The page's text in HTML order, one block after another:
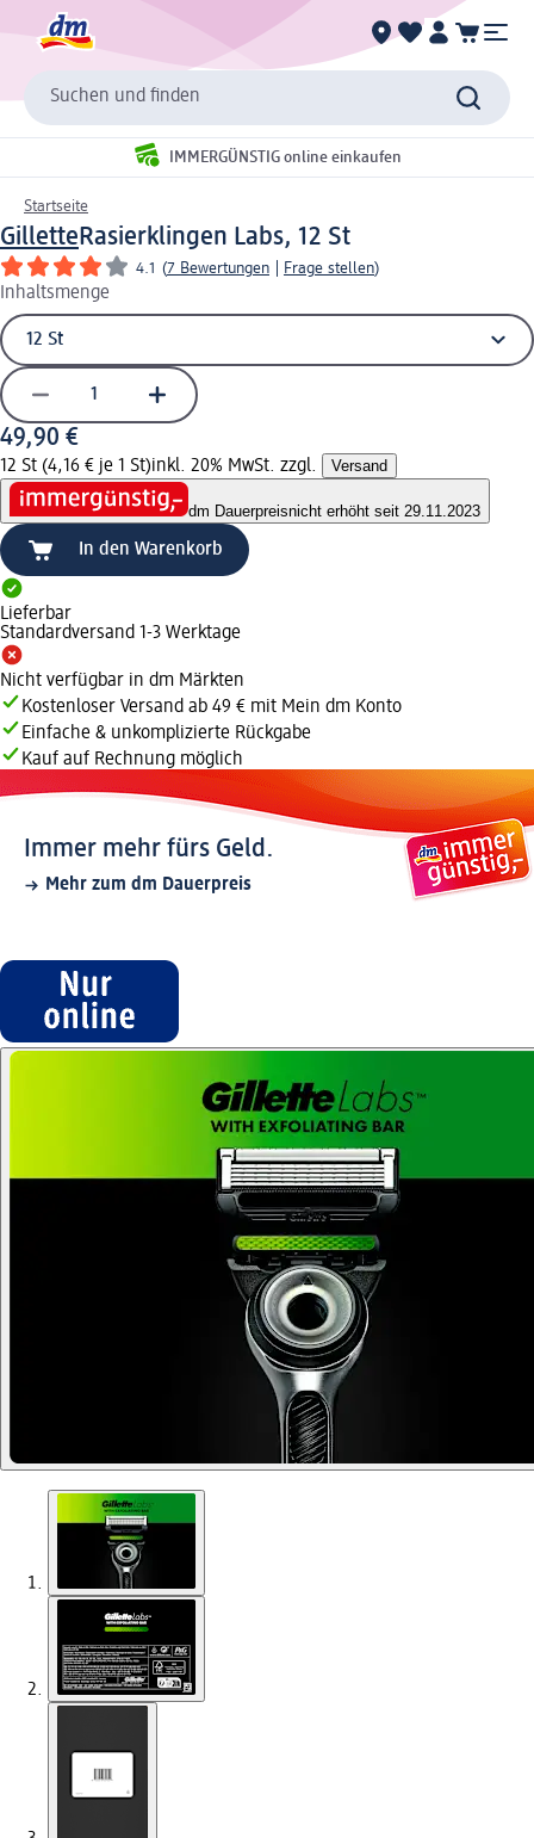
Suchen und finden
IMMERGÜNSTIG online einkaufen
Startseite
GilletteRasierklingen Labs, 12 St
4.1 (7 Bewertungen Frage stellen)
Inhaltsmenge
49,90 €
12 St (4,16 € je 1 St)inkl. 20% MwSt. zzgl. Versand
dm Dauerpreisnicht erhöht seit 29.11.2023
In den Warenkorb
Lieferbar
Standardversand 1-3 Werktage
Nicht verfügbar in dm Märkten
Kostenloser Versand ab 49 € mit Mein dm Konto
Einfache & unkomplizierte Rückgabe
Kauf auf Rechnung möglich
Immer mehr fürs Geld.
Mehr zum dm Dauerpreis